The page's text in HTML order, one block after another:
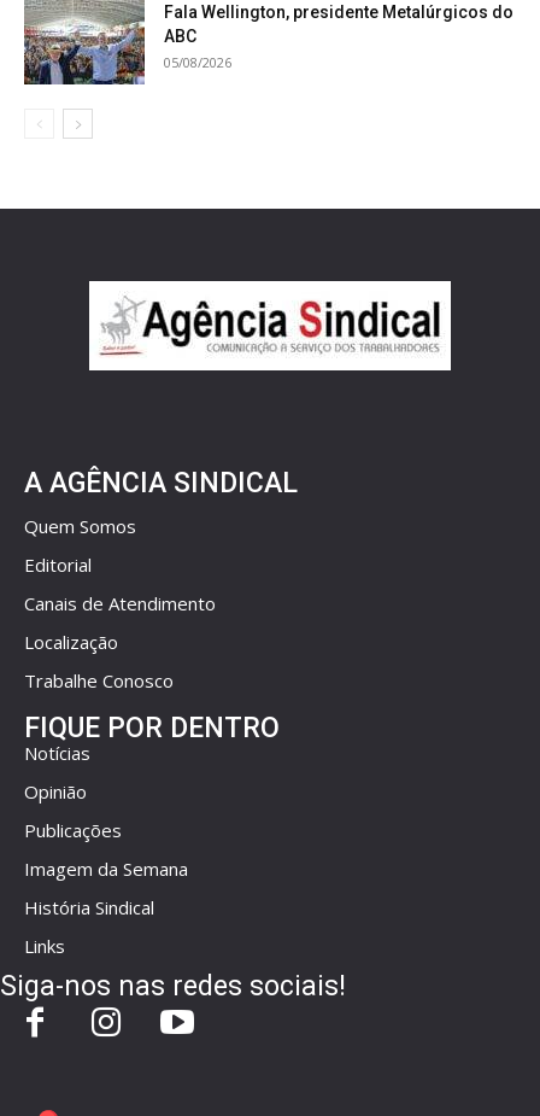
Fala Wellington, presidente Metalúrgicos do
ABC
05/08/2026
A AGÊNCIA SINDICAL
Quem Somos
Editorial
Canais de Atendimento
Localização
Trabalhe Conosco
FIQUE POR DENTRO
Notícias
Opinião
Publicações
Imagem da Semana
História Sindical
Links
Siga-nos nas redes sociais!